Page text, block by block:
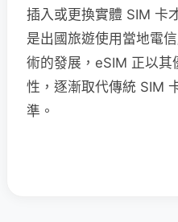
插入或更換實體 SIM 卡
是出國旅遊使用當地電
術的發展，eSIM 正以其
性，逐漸取代傳統 SIM
準。